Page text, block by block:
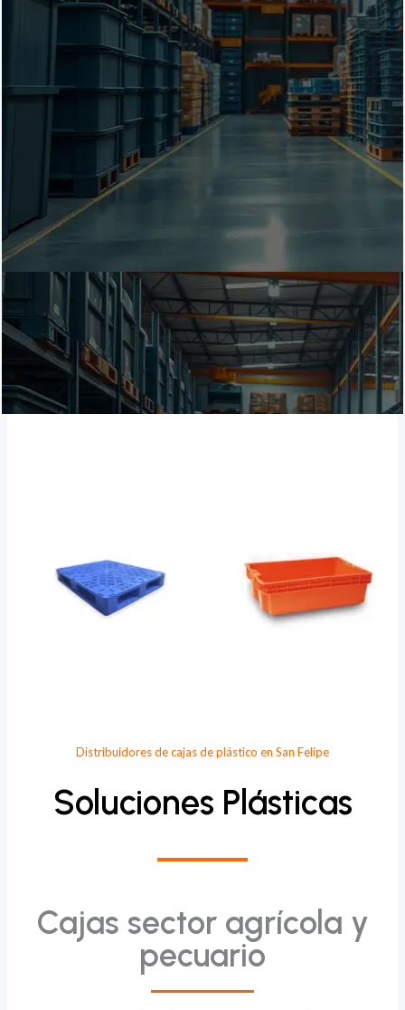
Distribuidores de cajas de plástico en San Felipe
Soluciones Plásticas
Cajas sector agrícola y
pecuario